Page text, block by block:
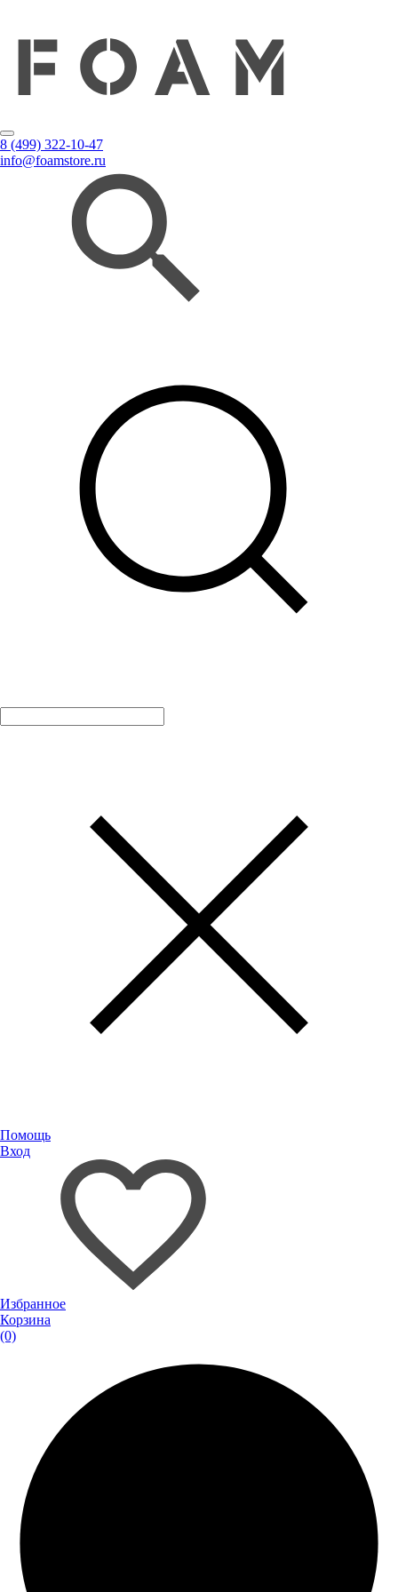
8 (499) 322-10-47
info@foamstore.ru
Помощь
Вход
Избранное
Корзина
(0)